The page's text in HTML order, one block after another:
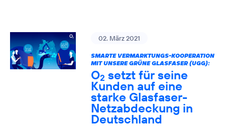
02. März 2021
SMARTE VERMARKTUNGS-KOOPERATION
MIT UNSERE GRÜNE GLASFASER (UGG):
O2 setzt für seine
Kunden auf eine
starke Glasfaser-
Netzabdeckung in
Deutschland